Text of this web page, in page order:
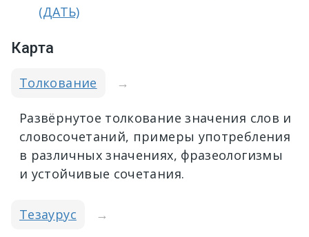
(ДАТЬ)
Карта
Толкование →
Развёрнутое толкование значения слов и
словосочетаний, примеры употребления
в различных значениях, фразеологизмы
и устойчивые сочетания.
Тезаурус →